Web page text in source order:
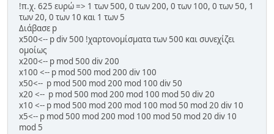
!π.χ. 625 ευρώ => 1 των 500, 0 των 200, 0 των 100, 0 των 50, 1
των 20, 0 των 10 και 1 των 5
Διάβασε p
x500<-- p div 500 !χαρτονομίσματα των 500 και συνεχίζει
ομοίως
x200<-- p mod 500 div 200
x100 <-- p mod 500 mod 200 div 100
x50<-- p mod 500 mod 200 mod 100 div 50
x20 <-- p mod 500 mod 200 mod 100 mod 50 div 20
x10 <-- p mod 500 mod 200 mod 100 mod 50 mod 20 div 10
x5<-- p mod 500 mod 200 mod 100 mod 50 mod 20 div 10
mod 5